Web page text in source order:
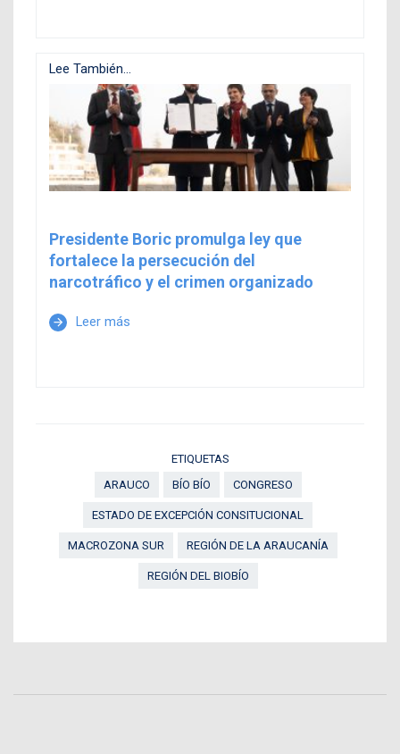
Lee También...
Presidente Boric promulga ley que
fortalece la persecución del
narcotráfico y el crimen organizado
arrow_forward Leer más
ETIQUETAS
ARAUCO
BÍO BÍO CONGRESO
ESTADO DE EXCEPCIÓN CONSITUCIONAL
MACROZONA SUR REGIÓN DE LA ARAUCANÍA
REGIÓN DEL BIOBÍO